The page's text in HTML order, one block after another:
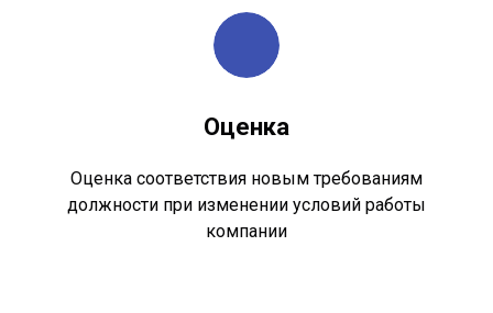
Оценка
Оценка соответствия новым требованиям
должности при изменении условий работы
компании